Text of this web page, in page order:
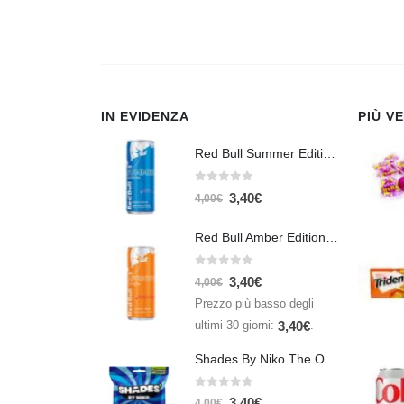
IN EVIDENZA
Red Bull Summer Edition Juneberry 250 ml
4,00€ 3,40€
Red Bull Amber Edition Apricot Strawberry 250ml – Energy Drink Albicocca e Fragola
4,00€ 3,40€
Prezzo più basso degli
ultimi 30 giorni: 3,40€
PIÙ